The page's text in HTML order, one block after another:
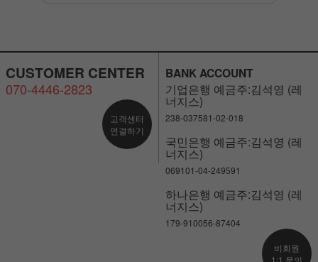
CUSTOMER CENTER
070-4446-2823
고객센터
연결하기
BANK ACCOUNT
기업은행 예금주:김석영 (레
너지스)
238-037581-02-018
국민은행 예금주:김석영 (레
너지스)
069101-04-249591
하나은행 예금주:김석영 (레
너지스)
179-910056-87404
비회원
1:1 문의